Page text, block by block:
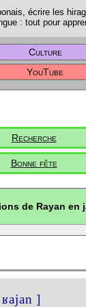
écrire les
: tout pour
Culture
YouTube
Recherche
Bonne fête
de Rayan en
]